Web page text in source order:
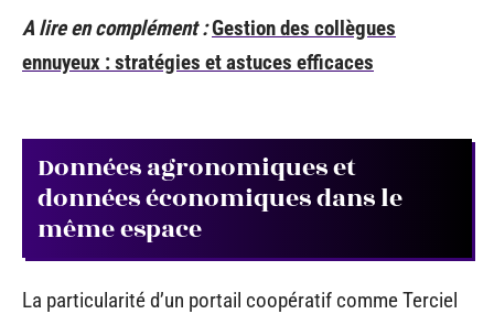
A lire en complément :Gestion des collègues
ennuyeux : stratégies et astuces efficaces
Données agronomiques et
données économiques dans le
même espace
La particularité d’un portail coopératif comme Terciel